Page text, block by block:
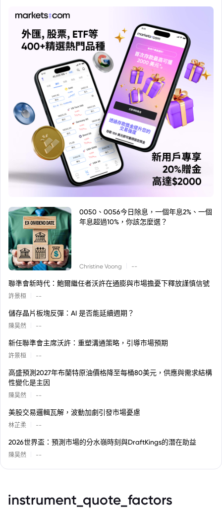
0050、0056今日除息，一個年息2%、一個
年息超過10%，你該怎麼選？
Christine Voong --
聯準會新時代：鮑爾繼任者沃許在通膨與市場擔憂下釋放謹慎信號
許景桓 --
儲存晶片板塊反彈：AI 是否能延續週期？
陳昊然 --
新任聯準會主席沃許：重塑溝通策略，引導市場預期
許景桓 --
高盛預測2027年布蘭特原油價格降至每桶80美元，供應與需求結構
性變化是主因
陳昊然 --
美股交易邏輯瓦解，波動加劇引發市場憂慮
林芷柔 --
2026世界盃：預測市場的分水嶺時刻與DraftKings的潛在助益
陳昊然 --
instrument_quote_factors